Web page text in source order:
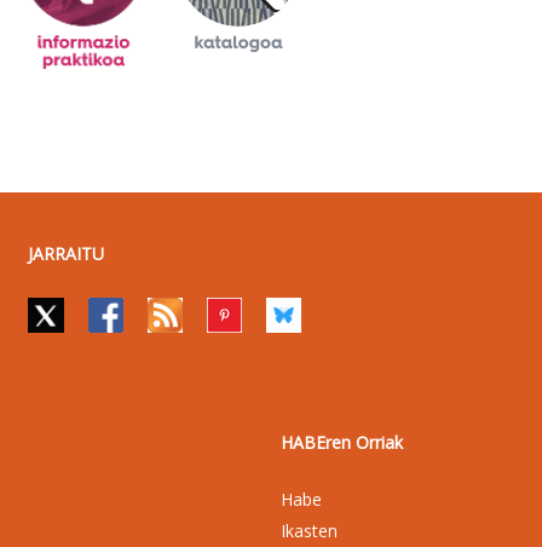
JARRAITU
HABEren Orriak
Habe
Ikasten